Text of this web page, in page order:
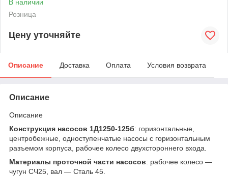
В наличии
Розница
Цену уточняйте
Описание Доставка Оплата Условия возврата
Описание
Описание
Конструкция насосов 1Д1250-125б: горизонтальные,
центробежные, одноступен­чатые насосы с горизонтальным
разъемом корпуса, рабочее колесо двухстороннего входа.
Материалы проточной части насосов: рабочее колесо —
чугун СЧ25, вал — Сталь 45.